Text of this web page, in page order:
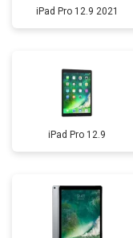
iPad Pro 12.9 2021
iPad Pro 12.9